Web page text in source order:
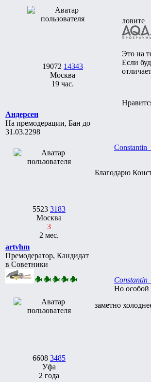
19072 14343
Москва
19 час.
ловите
Это на
Если
Андерсен
На премодерации, Бан до
31.03.2298
5523 3183
Москва
3
2 мес.
Благодарю
artvhm
Премодератор, Кандидат
в Советники
6608 3485
Уфа
2 года
Но особой
заметно